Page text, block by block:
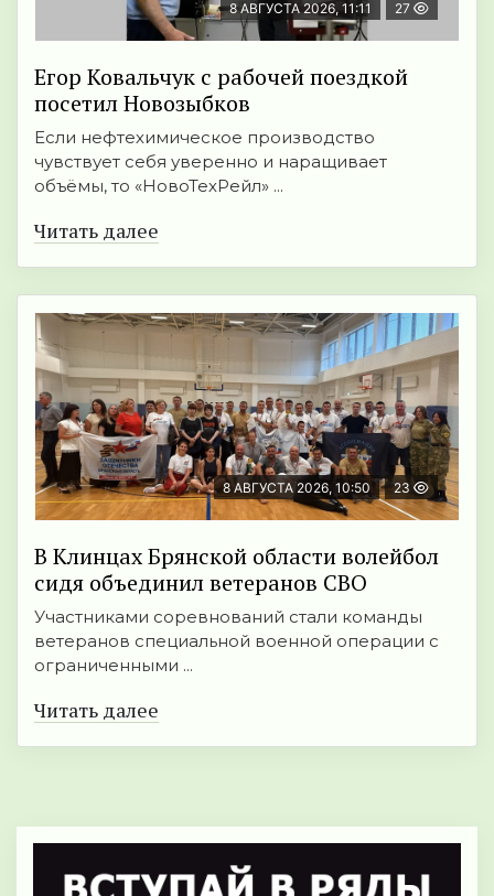
8 АВГУСТА 2026, 11:11 27
Егор Ковальчук с рабочей поездкой
посетил Новозыбков
Если нефтехимическое производство
чувствует себя уверенно и наращивает
объёмы, то «НовоТехРейл» ...
Читать далее
8 АВГУСТА 2026, 10:50 23
В Клинцах Брянской области волейбол
сидя объединил ветеранов СВО
Участниками соревнований стали команды
ветеранов специальной военной операции с
ограниченными ...
Читать далее